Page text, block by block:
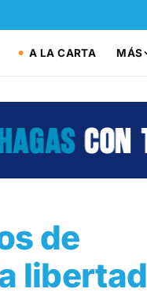
A LA CARTA MÁS
de
libertad